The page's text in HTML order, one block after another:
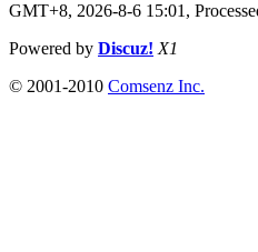
GMT+8, 2026-8-6 15:01,
Powered by Discuz! X1
© 2001-2010 Comsenz Inc.